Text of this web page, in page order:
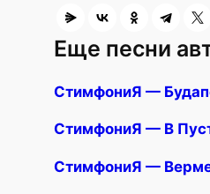
Еще песни
СтимфониЯ —
СтимфониЯ — В
СтимфониЯ —